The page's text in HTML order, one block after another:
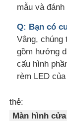
mẫu và
Q: Bạn có
Vâng, chúng
gồm hướng
cấu hình
rèm LED
thẻ:
Màn hình